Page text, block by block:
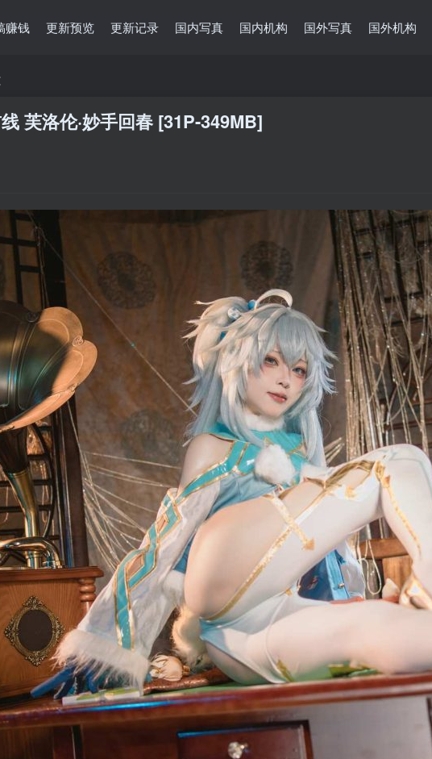
赚钱 更新预览 更新记录 国内写真 国内机构 国外写真 国外机构
芙洛伦·妙手回春 [31P-349MB]